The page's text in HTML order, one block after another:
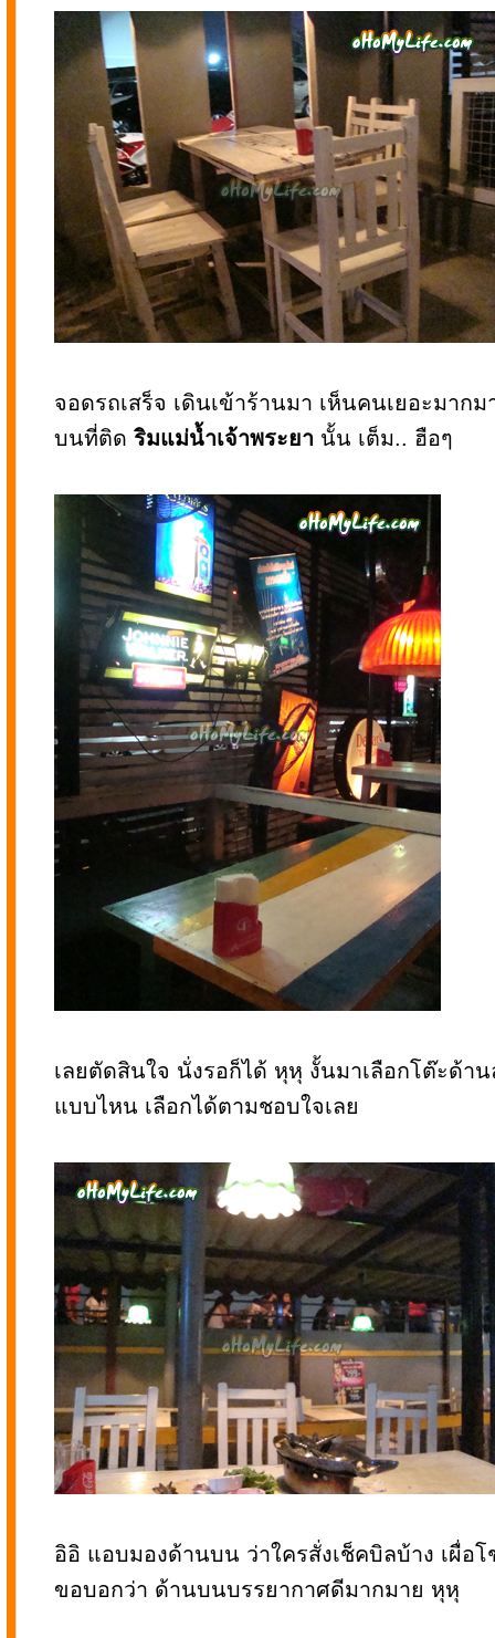
จอดรถเสร็จ เดินเข้าร้านมา เห็นคนเยอะมาก
บนที่ติด ริมแม่น้ำเจ้าพระยา นั้น เต็ม.. ฮือๆ
เลยตัดสินใจ นั่งรอก็ได้ หุหุ งั้นมาเลือกโต๊ะด้า
แบบไหน เลือกได้ตามชอบใจเลย
อิอิ แอบมองด้านบน ว่าใครสั่งเช็คบิลบ้าง เผื่อโ
ขอบอกว่า ด้านบนบรรยากาศดีมากมาย หุหุ